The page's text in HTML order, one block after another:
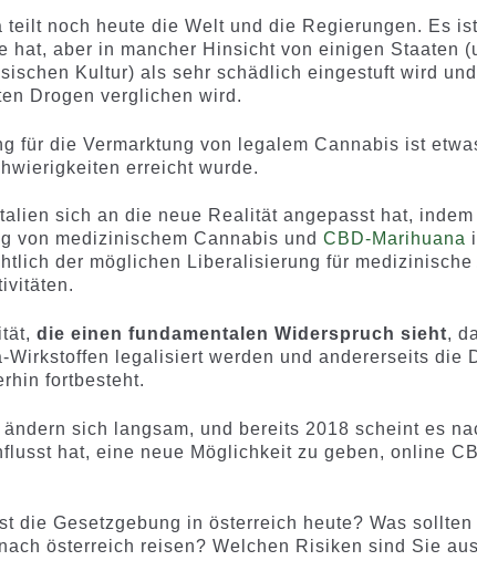
teilt noch heute die Welt und die Regierungen. Es
hat, aber in mancher Hinsicht von einigen Staaten
Kultur) als sehr schädlich eingestuft wird
Drogen verglichen wird.
für die Vermarktung von legalem Cannabis ist
erreicht wurde.
sich an die neue Realität angepasst hat,
von medizinischem Cannabis undCBD-Marihuana
der möglichen Liberalisierung für medizinische
die einen fundamentalen Widerspruch sieht,
Wirkstoffen legalisiert werden und andererseits die
fortbesteht.
sich langsam, und bereits 2018 scheint es
hat, eine neue Möglichkeit zu geben, online
die Gesetzgebung in österreich heute? Was
österreich reisen? Welchen Risiken sind Sie